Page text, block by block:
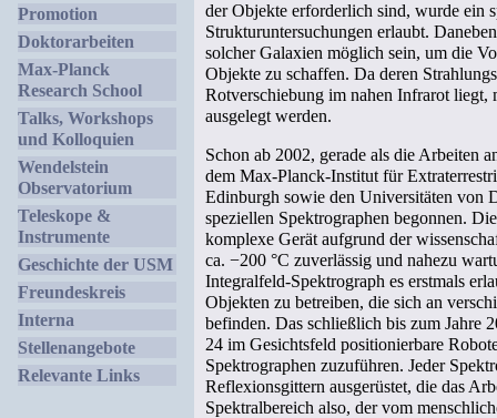
Promotion
Doktorarbeiten
Max-Planck
Research School
Talks, Workshops
und Kolloquien
Wendelstein
Observatorium
Teleskope &
Instrumente
Geschichte der USM
Freundeskreis
Interna
Stellenangebote
Relevante Links
der Objekte erforderlich sind, wurde ein
Strukturuntersuchungen erlaubt.
solcher Galaxien möglich sein, um die
Objekte zu schaffen. Da deren
Rotverschiebung im nahen Infrarot liegt,
ausgelegt werden.
Schon ab 2002, gerade als die Arbeiten
dem Max-Planck-Institut für
Edinburgh sowie den Universitäten von
speziellen Spektrographen begonnen.
komplexe Gerät aufgrund der
ca. −200 °C zuverlässig und nahezu
Integralfeld-Spektrograph es erstmals
Objekten zu betreiben, die sich an
befinden. Das schließlich bis zum Jahre
24 im Gesichtsfeld positionierbare
Spektrographen zuzuführen. Jeder
Reflexionsgittern ausgerüstet, die das
Spektralbereich also, der vom